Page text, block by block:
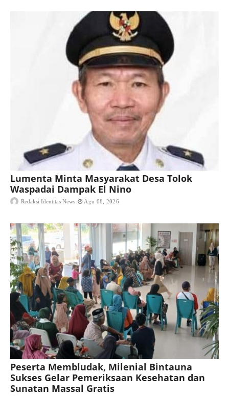
Lumenta Minta Masyarakat Desa Tolok
Waspadai Dampak El Nino
Redaksi Identitas News Agu 08, 2026
Peserta Membludak, Milenial Bintauna
Sukses Gelar Pemeriksaan Kesehatan dan
Sunatan Massal Gratis